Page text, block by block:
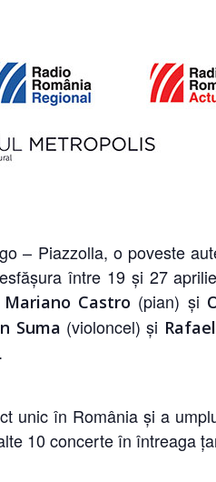
– Piazzolla, o poveste
între 19 şi 27
Mariano Castro (pian) și
Suma (violoncel) și
unic în România şi a
10 concerte în întreaga